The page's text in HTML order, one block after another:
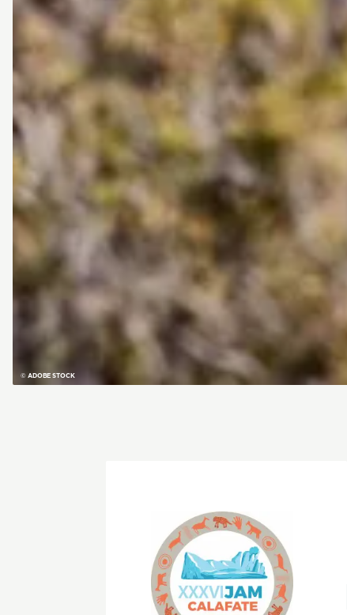
© ADOBE STOCK